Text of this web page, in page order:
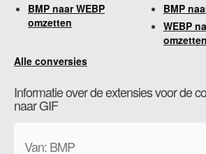
BMP naar WEBP
omzetten
BMP
WEBP
omzetten
Alle conversies
Informatie over de extensies voor de
naar GIF
Van: BMP